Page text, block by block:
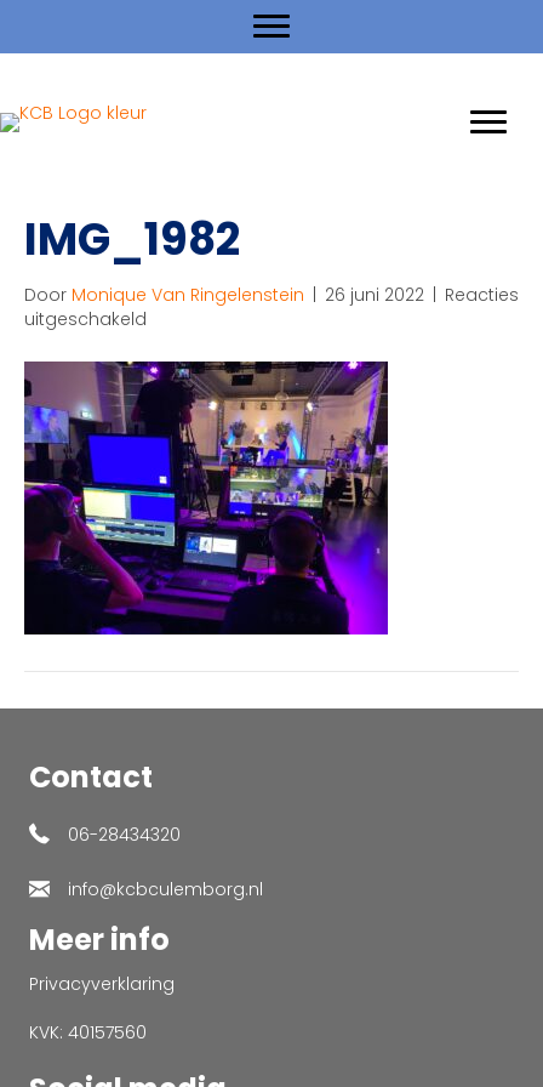
IMG_1982
Door Monique Van Ringelenstein 26 juni 2022
Reacties
uitgeschakeld
Contact
06-28434320
info@kcbculemborg.nl
Meer info
Privacyverklaring
KVK: 40157560